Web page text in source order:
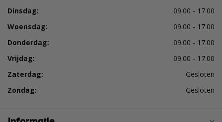
Dinsdag:
09.00 - 17.00
Woensdag:
09.00 - 17.00
Donderdag:
09.00 - 17.00
Vrijdag:
09.00 - 17.00
Zaterdag:
Gesloten
Zondag:
Gesloten